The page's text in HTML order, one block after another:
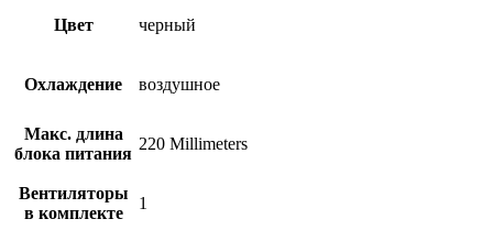
Цвет черный
Охлаждение воздушное
Макс. длина
блока питания
220 Millimeters
Вентиляторы
в комплекте
1